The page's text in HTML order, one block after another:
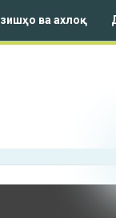
ва ахлоқ